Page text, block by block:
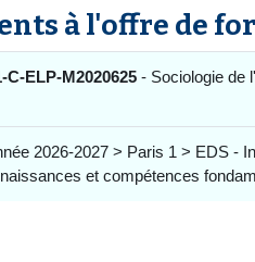
à l'offre de
C-ELP-M2020625 - Sociologie de
2026-2027 > Paris 1 > EDS -
et compétences